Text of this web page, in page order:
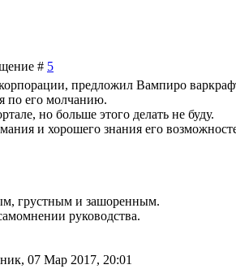
# 5
предложил Вампиро
по его молчанию.
но больше этого делать не буду.
и хорошего знания его
грустным и зашоренным.
руководства.
07 Мар 2017, 20:01